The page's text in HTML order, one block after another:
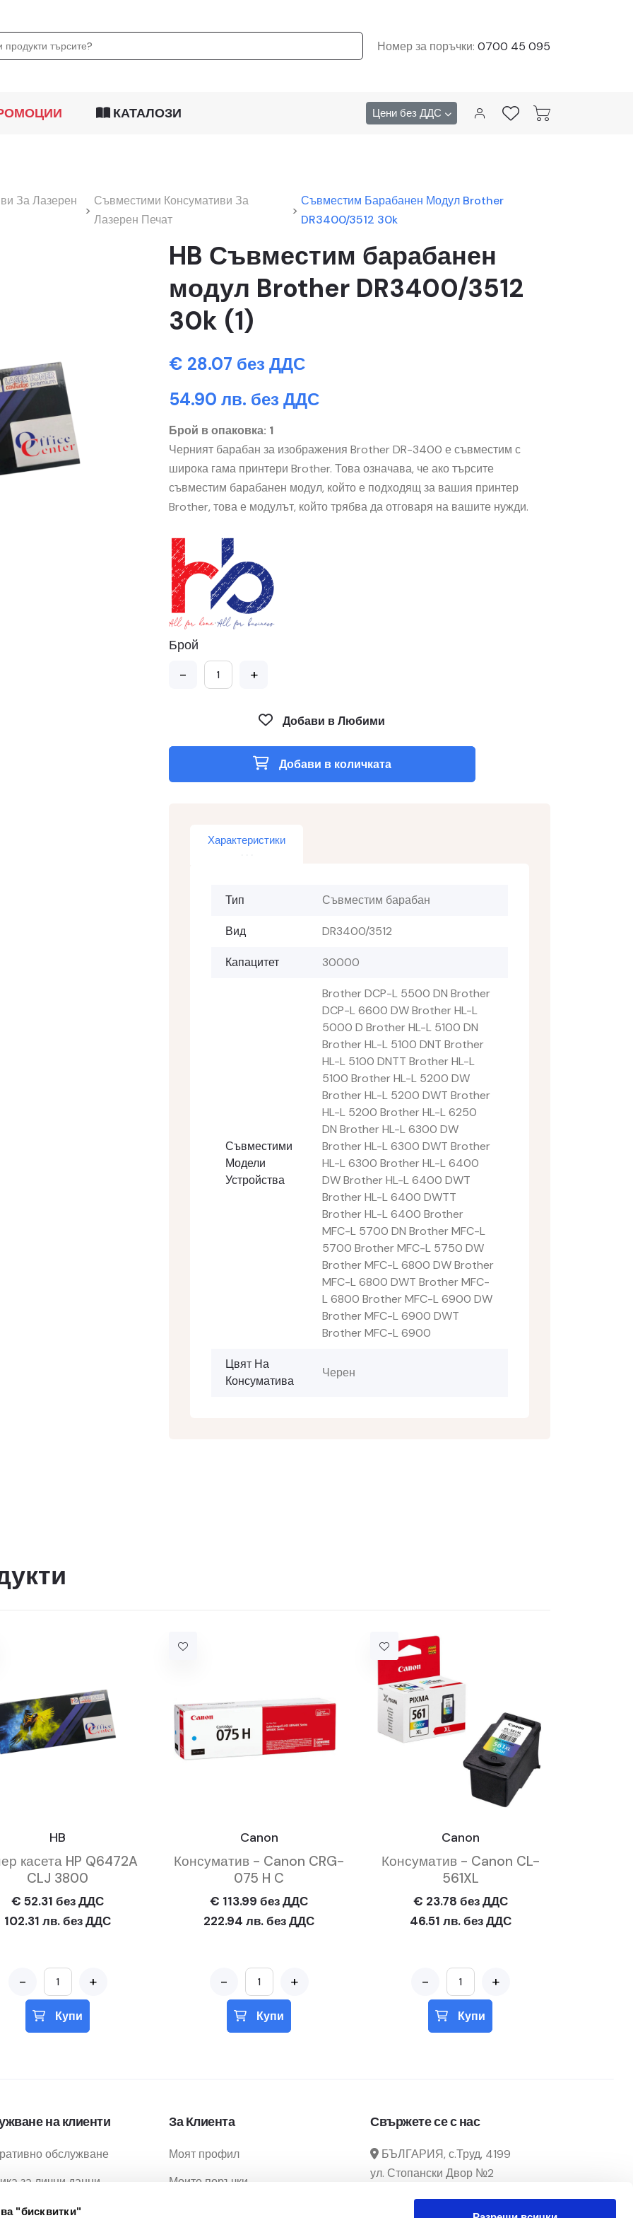
"бисквитки"
Номер за поръчки: 0700 45 095
КАТАЛОЗИ Цени без ДДС
За Лазерен
>
Съвместими Консумативи За
Лазерен Печат
>
Съвместим Барабанен Модул Brother
DR3400/3512 30k
HB Съвместим барабанен
модул Brother DR3400/3512
30k (1)
€ 28.07 без ДДС
54.90 лв. без ДДС
Брой в опаковка: 1
Черният барабан за изображения Brother DR-3400 е съвместим с
широка гама принтери Brother. Това означава, че ако търсите
съвместим барабанен модул, който е подходящ за вашия принтер
Brother, това е модулът, който трябва да отговаря на вашите нужди.
Брой
- +
Добави в Любими
Добави в количката
Характеристики
Тип Съвместим барабан
Вид DR3400/3512
Капацитет 30000
Съвместими
Модели
Устройства
Brother DCP-L 5500 DN Brother
DCP-L 6600 DW Brother HL-L
5000 D Brother HL-L 5100 DN
Brother HL-L 5100 DNT Brother
HL-L 5100 DNTT Brother HL-L
5100 Brother HL-L 5200 DW
Brother HL-L 5200 DWT Brother
HL-L 5200 Brother HL-L 6250
DN Brother HL-L 6300 DW
Brother HL-L 6300 DWT Brother
HL-L 6300 Brother HL-L 6400
DW Brother HL-L 6400 DWT
Brother HL-L 6400 DWTT
Brother HL-L 6400 Brother
MFC-L 5700 DN Brother MFC-L
5700 Brother MFC-L 5750 DW
Brother MFC-L 6800 DW Brother
MFC-L 6800 DWT Brother MFC-
L 6800 Brother MFC-L 6900 DW
Brother MFC-L 6900 DWT
Brother MFC-L 6900
Цвят На
Консуматива
Черен
HB
касета HP Q6472A
CLJ 3800
€ 52.31 без ДДС
102.31 лв. без ДДС
- +
Купи
Canon
Консуматив - Canon CRG-
075 H C
€ 113.99 без ДДС
222.94 лв. без ДДС
- +
Купи
Canon
Консуматив - Canon CL-
561XL
€ 23.78 без ДДС
46.51 лв. без ДДС
- +
Купи
на клиенти
обслужване
за лични данни
за бисквитки
За Клиента
Моят профил
Моите поръчки
Свържете се с нас
БЪЛГАРИЯ, с.Труд, 4199
ул. Стопански Двор №2
manager@officecenter-